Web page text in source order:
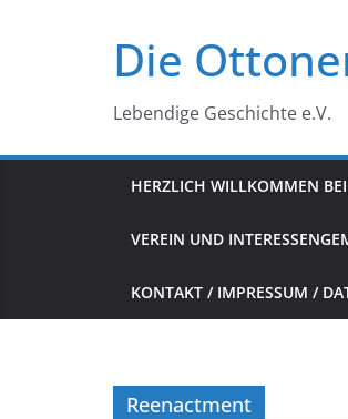
Die
Lebendige Geschichte e.V.
HERZLICH WILLKOMMEN
VEREIN UND
KONTAKT / IMPRESSUM /
Reenactment